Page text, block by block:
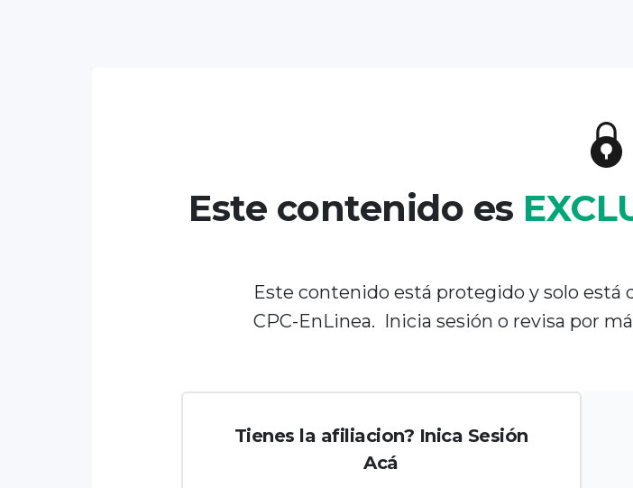
Este contenido es
Este contenido está protegido y solo está
CPC-EnLinea. Inicia sesión o revisa por
Tienes la afiliacion? Inica Sesión
Acá